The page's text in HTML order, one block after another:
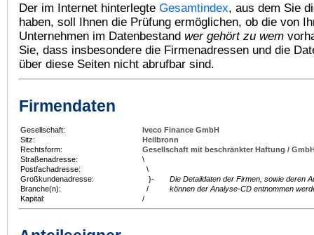
Der im Internet hinterlegte Gesamtindex, aus dem Sie
haben, soll Ihnen die Prüfung ermöglichen, ob die von
Unternehmen im Datenbestand wer gehört zu wem
Sie, dass insbesondere die Firmenadressen und die
über diese Seiten nicht abrufbar sind.
Firmendaten
Gesellschaft:
Iveco Finance GmbH
Sitz:
Heilbronn
Rechtsform:
Gesellschaft mit beschränkter Haftung /
Straßenadresse:
\
Postfachadresse:
\
Großkundenadresse:
}-
Die Detaildaten der Firmen, sowie deren
Branche(n):
/
können der Analyse-CD entnommen
Kapital:
/